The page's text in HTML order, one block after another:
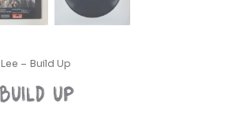
– Build Up
Up